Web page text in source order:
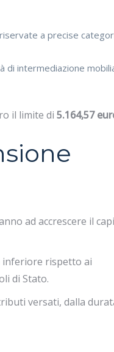
a precise
di intermediazione
il limite di 5.164,57
ad accrescere il
inferiore rispetto ai
di Stato.
versati, dalla